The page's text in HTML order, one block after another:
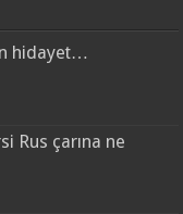
hidayet…
Rus çarına ne